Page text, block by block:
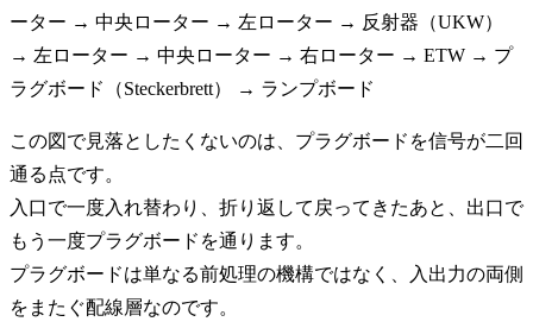
ーター → 中央ローター → 左ローター → 反射器（UKW）
→ 左ローター → 中央ローター → 右ローター → ETW → プ
ラグボード（Steckerbrett） → ランプボード
この図で見落としたくないのは、プラグボードを信号が二回
通る点です。
入口で一度入れ替わり、折り返して戻ってきたあと、出口で
もう一度プラグボードを通ります。
プラグボードは単なる前処理の機構ではなく、入出力の両側
をまたぐ配線層なのです。